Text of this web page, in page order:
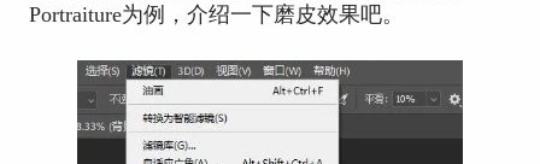
Portraiture为例，介绍一下磨皮效果吧。